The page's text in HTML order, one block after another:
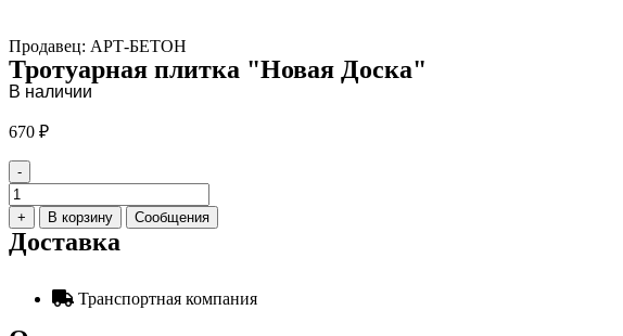
Продавец: АРТ-БЕТОН
Тротуарная плитка "Новая Доска"
В наличии
670 ₽
-
Количество
товара
Тротуарная
плитка
Доска"
+ В корзину Сообщения
Доставка
Транспортная компания